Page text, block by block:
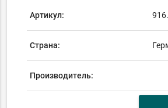
Артикул:
Страна:
Производитель: